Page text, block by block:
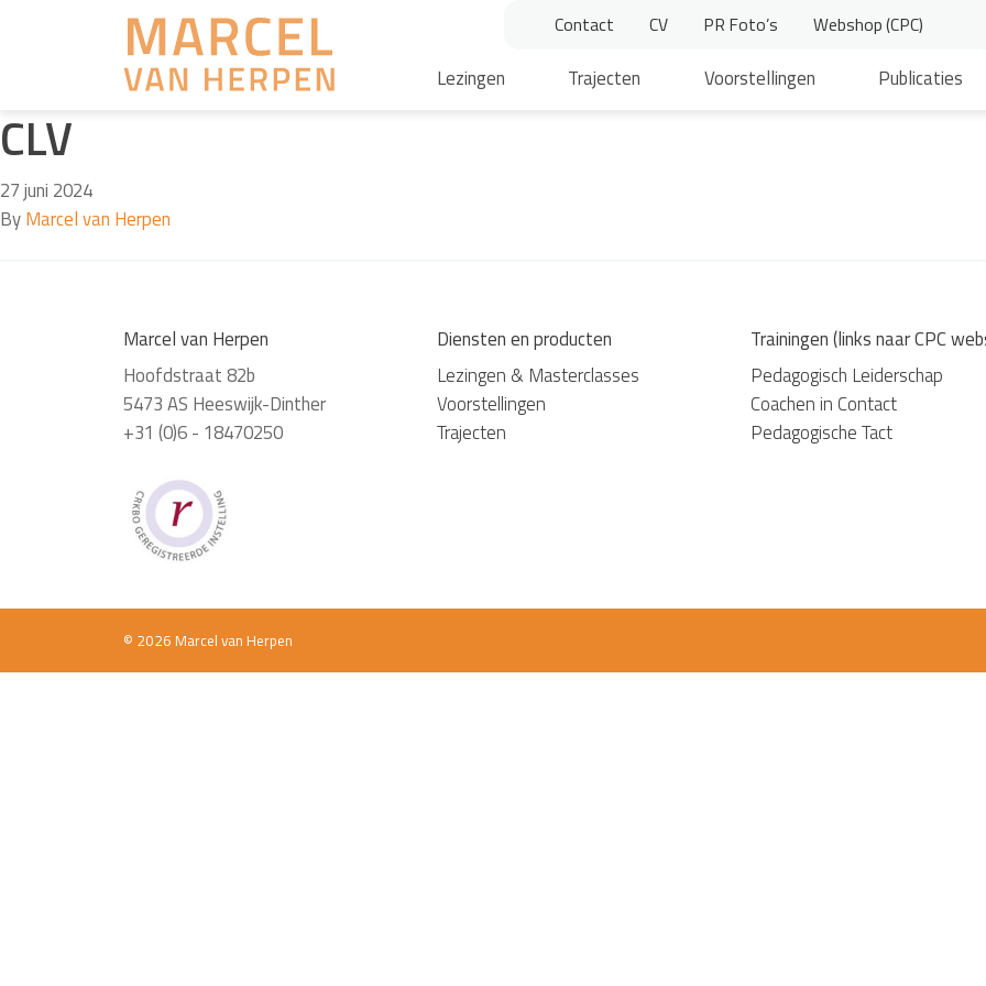
Contact CV PR Foto’s Webshop (CPC)
Lezingen Trajecten Voorstellingen Publicaties
CLV
27 juni 2024
ByMarcel van Herpen
Marcel van Herpen
Hoofdstraat 82b
5473 AS Heeswijk-Dinther
+31 (0)6 - 18470250
Diensten en producten
Lezingen & Masterclasses
Voorstellingen
Trajecten
Trainingen (links naar CPC
Pedagogisch Leiderschap
Coachen in Contact
Pedagogische Tact
© 2026 Marcel van Herpen